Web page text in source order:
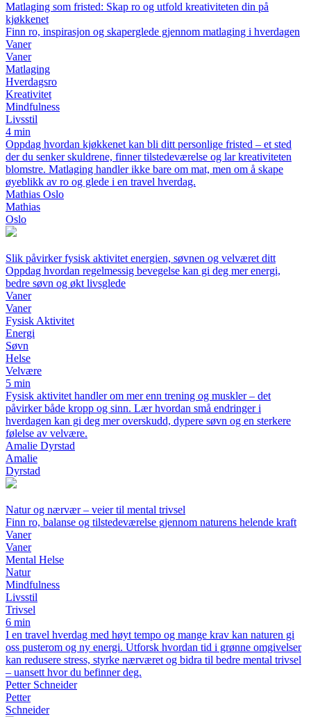
Matlaging som fristed: Skap ro og utfold kreativiteten din på
kjøkkenet
Finn ro, inspirasjon og skaperglede gjennom matlaging i hverdagen
Vaner
Vaner
Matlaging
Hverdagsro
Kreativitet
Mindfulness
Livsstil
4 min
Oppdag hvordan kjøkkenet kan bli ditt personlige fristed – et sted
der du senker skuldrene, finner tilstedeværelse og lar kreativiteten
blomstre. Matlaging handler ikke bare om mat, men om å skape
øyeblikk av ro og glede i en travel hverdag.
Mathias Oslo
Mathias
Oslo
Slik påvirker fysisk aktivitet energien, søvnen og velværet ditt
Oppdag hvordan regelmessig bevegelse kan gi deg mer energi,
bedre søvn og økt livsglede
Vaner
Vaner
Fysisk Aktivitet
Energi
Søvn
Helse
Velvære
5 min
Fysisk aktivitet handler om mer enn trening og muskler – det
påvirker både kropp og sinn. Lær hvordan små endringer i
hverdagen kan gi deg mer overskudd, dypere søvn og en sterkere
følelse av velvære.
Amalie Dyrstad
Amalie
Dyrstad
Natur og nærvær – veier til mental trivsel
Finn ro, balanse og tilstedeværelse gjennom naturens helende kraft
Vaner
Vaner
Mental Helse
Natur
Mindfulness
Livsstil
Trivsel
6 min
I en travel hverdag med høyt tempo og mange krav kan naturen gi
oss pusterom og ny energi. Utforsk hvordan tid i grønne omgivelser
kan redusere stress, styrke nærværet og bidra til bedre mental trivsel
– uansett hvor du befinner deg.
Petter Schneider
Petter
Schneider